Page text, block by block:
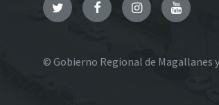
TwitterFacebookInstagramYouTube
© Gobierno Regional de Magallanes